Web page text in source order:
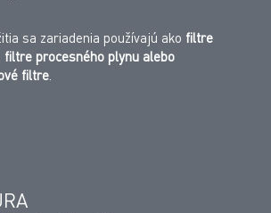
sa zariadenia používajú ako filtre
filtre procesného plynu alebo
filtre